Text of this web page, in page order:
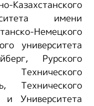
Казахстанского
имени
Немецкого
университета
Рурского
Технического
Технического
и Университета